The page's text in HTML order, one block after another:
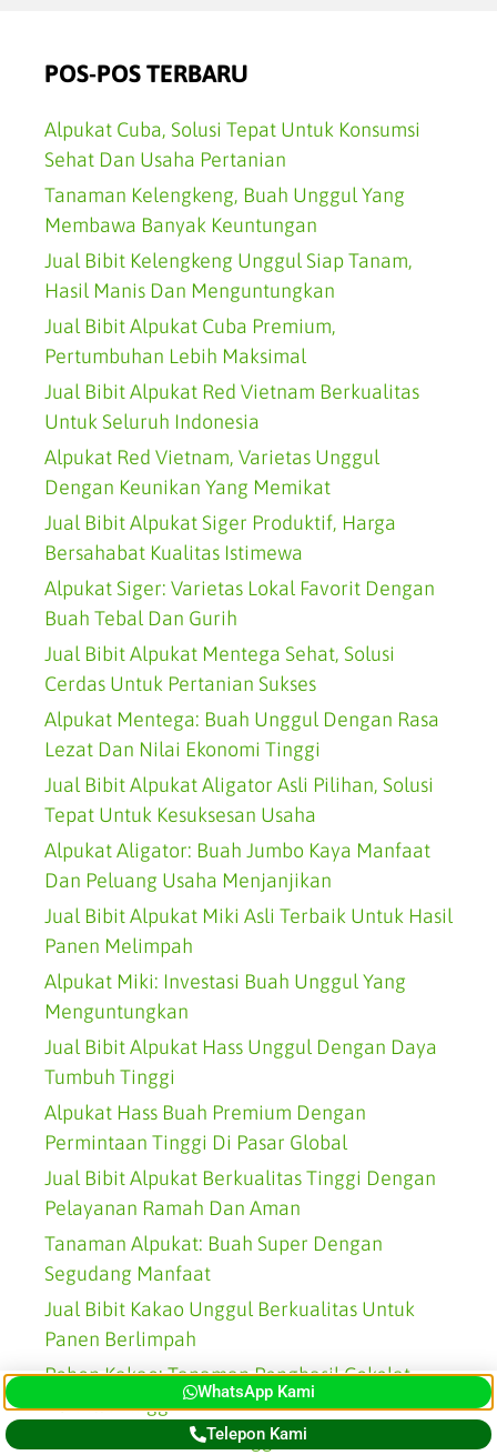
POS-POS TERBARU
Alpukat Cuba, Solusi Tepat Untuk Konsumsi
Sehat Dan Usaha Pertanian
Tanaman Kelengkeng, Buah Unggul Yang
Membawa Banyak Keuntungan
Jual Bibit Kelengkeng Unggul Siap Tanam,
Hasil Manis Dan Menguntungkan
Jual Bibit Alpukat Cuba Premium,
Pertumbuhan Lebih Maksimal
Jual Bibit Alpukat Red Vietnam Berkualitas
Untuk Seluruh Indonesia
Alpukat Red Vietnam, Varietas Unggul
Dengan Keunikan Yang Memikat
Jual Bibit Alpukat Siger Produktif, Harga
Bersahabat Kualitas Istimewa
Alpukat Siger: Varietas Lokal Favorit Dengan
Buah Tebal Dan Gurih
Jual Bibit Alpukat Mentega Sehat, Solusi
Cerdas Untuk Pertanian Sukses
Alpukat Mentega: Buah Unggul Dengan Rasa
Lezat Dan Nilai Ekonomi Tinggi
Jual Bibit Alpukat Aligator Asli Pilihan, Solusi
Tepat Untuk Kesuksesan Usaha
Alpukat Aligator: Buah Jumbo Kaya Manfaat
Dan Peluang Usaha Menjanjikan
Jual Bibit Alpukat Miki Asli Terbaik Untuk Hasil
Panen Melimpah
Alpukat Miki: Investasi Buah Unggul Yang
Menguntungkan
Jual Bibit Alpukat Hass Unggul Dengan Daya
Tumbuh Tinggi
Alpukat Hass Buah Premium Dengan
Permintaan Tinggi Di Pasar Global
Jual Bibit Alpukat Berkualitas Tinggi Dengan
Pelayanan Ramah Dan Aman
Tanaman Alpukat: Buah Super Dengan
Segudang Manfaat
Jual Bibit Kakao Unggul Berkualitas Untuk
Panen Berlimpah
Pohon Kakao: Tanaman Penghasil Cokelat
Bernilai Tinggi
Jual Bibit Rambutan Unggul, Bibit Sehat Untuk
WhatsApp Kami
Telepon Kami